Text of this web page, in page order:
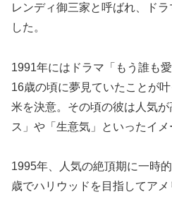
レンディ御三家と呼ばれ、ド
した。
1991年にはドラマ「もう誰も
16歳の頃に夢見ていたことが
米を決意。その頃の彼は人気
ス」や「生意気」といったイメ
1995年、人気の絶頂期に一時
歳でハリウッドを目指してア